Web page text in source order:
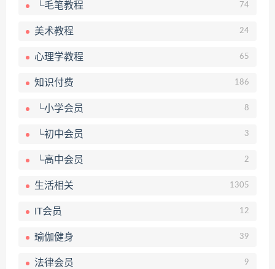
└毛笔教程 74
美术教程 24
心理学教程 65
知识付费 186
└小学会员 8
└初中会员 3
└高中会员 2
生活相关 1305
IT会员 12
瑜伽健身 39
法律会员 9